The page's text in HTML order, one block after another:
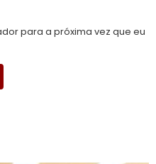
para a próxima vez que eu